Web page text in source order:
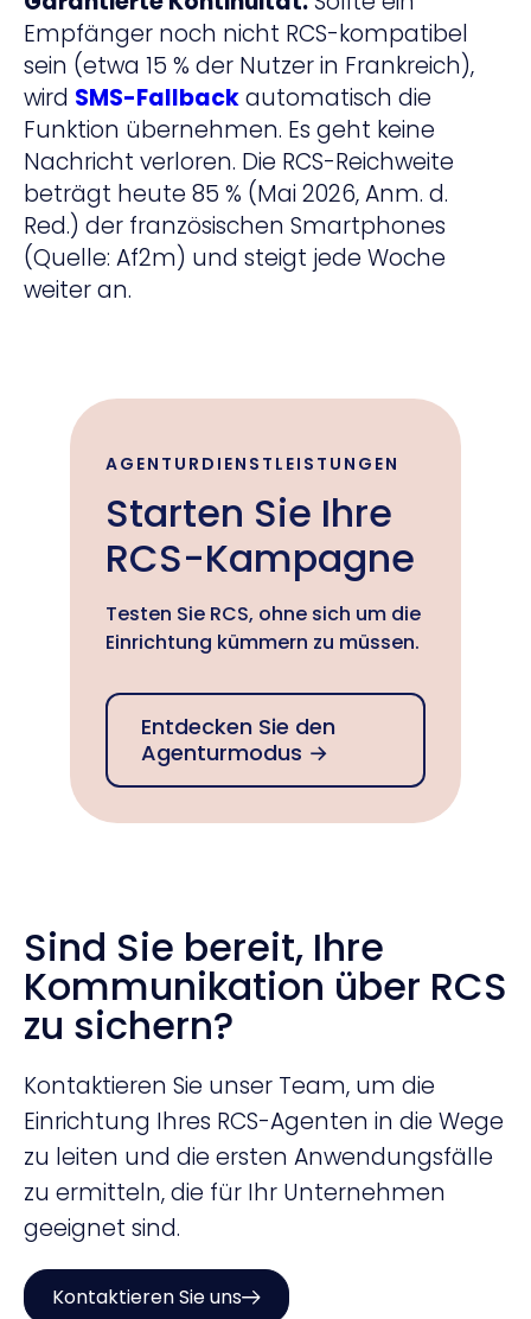
Empfänger noch nicht RCS-kompatibel
sein (etwa 15 % der Nutzer in Frankreich),
wird SMS-Fallbackautomatisch die
Funktion übernehmen. Es geht keine
Nachricht verloren. Die RCS-Reichweite
beträgt heute 85 % (Mai 2026, Anm. d.
Red.) der französischen Smartphones
(Quelle: Af2m) und steigt jede Woche
weiter an.
AGENTURDIENSTLEISTUNGEN
Starten Sie Ihre
RCS-Kampagne
Testen Sie RCS, ohne sich um die
Einrichtung kümmern zu müssen.
Entdecken Sie den
Agenturmodus →
Sind Sie bereit, Ihre
Kommunikation über RCS
zu sichern?
Kontaktieren Sie unser Team, um die
Einrichtung Ihres RCS-Agenten in die Wege
zu leiten und die ersten Anwendungsfälle
zu ermitteln, die für Ihr Unternehmen
geeignet sind.
Kontaktieren Sie uns